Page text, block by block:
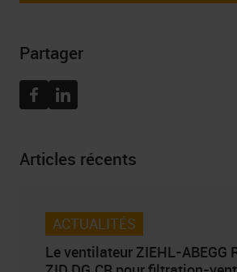
Partager
FacebookLinkedin
Articles récents
ACTUALITÉS
Le ventilateur ZIEHL-ABEGG